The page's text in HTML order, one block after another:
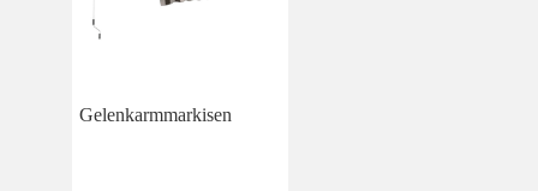
Gelenkarmmarkisen